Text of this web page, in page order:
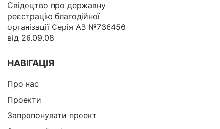
Свідоцтво про державну
реєстрацію благодійної
організації Серія АВ №736456
від 26.09.08
НАВІГАЦІЯ
Про нас
Проекти
Запропонувати проект